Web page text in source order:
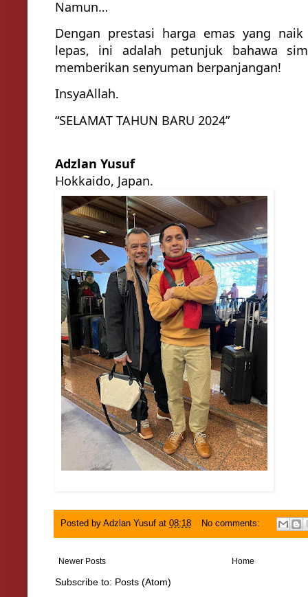
Namun…
Dengan prestasi harga emas yang
lepas, ini adalah petunjuk bahawa
memberikan senyuman berpanjangan!
InsyaAllah.
“SELAMAT TAHUN BARU 2024”
Adzlan Yusuf
Hokkaido, Japan.
Posted by Adzlan Yusuf at 08:18 No comments:
Newer Posts Home
Subscribe to: Posts (Atom)